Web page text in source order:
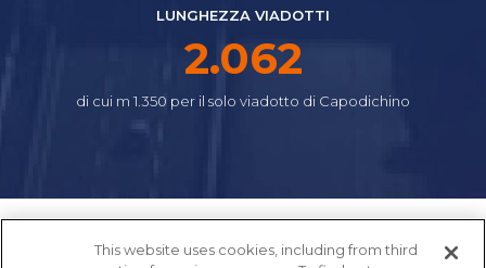
LUNGHEZZA VIADOTTI
2.310
di cui m 1.350 per il solo viadotto di Capodichino
This website uses cookies, including from third